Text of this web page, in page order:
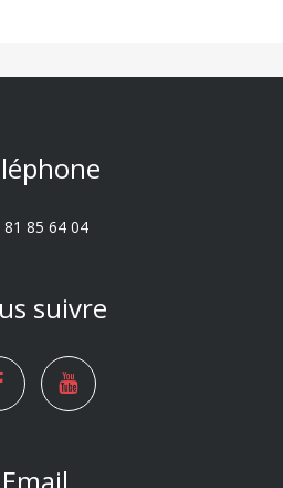
81 85 64 04
suivre